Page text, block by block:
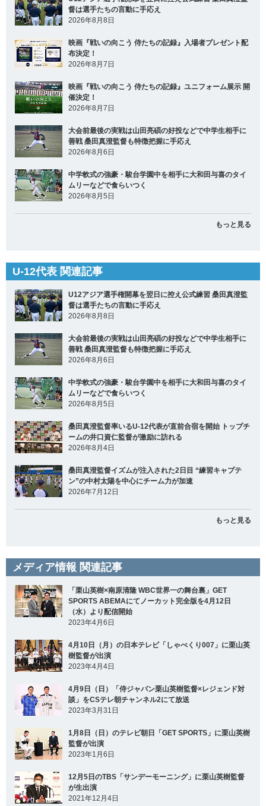
督は選手たちの言動に手応え
2026年8月8日
映画『戦いの向こう 侍たちの記録』入場者プレゼント配
布決定！
2026年8月7日
映画『戦いの向こう 侍たちの記録』ユニフォーム展示 開
催決定！
2026年8月7日
大会前最後の実戦は山田亮碩の好投などで中学生相手に
善戦 桑田真澄監督も特徴把握に手応え
2026年8月6日
中学軟式の強豪・駿台学園中を相手に大和田与喜のタイ
ムリーなどで食らいつく
2026年8月5日
もっと見る
U-12代表 関連記事
U12アジア選手権開幕を翌日に控え公式練習 桑田真澄監
督は選手たちの言動に手応え
2026年8月8日
大会前最後の実戦は山田亮碩の好投などで中学生相手に
善戦 桑田真澄監督も特徴把握に手応え
2026年8月6日
中学軟式の強豪・駿台学園中を相手に大和田与喜のタイ
ムリーなどで食らいつく
2026年8月5日
桑田真澄監督率いるU-12代表が直前合宿を開始 トップチ
ームの井口資仁監督が激励に訪れる
2026年8月4日
桑田真澄監督イズムが注入された2日目 “練習キャプテ
ン”の中村太陽を中心にチーム力が加速
2026年7月12日
もっと見る
メディア情報 関連記事
「栗山英樹×南原清隆 WBC世界一の舞台裏」GET
SPORTS ABEMAにてノーカット完全版を4月12日
（水）より配信開始
2023年4月6日
4月10日（月）の日本テレビ「しゃべくり007」に栗山英
樹監督が出演
2023年4月4日
4月9日（日）「侍ジャパン栗山英樹監督×レジェンド対
談」をCSテレ朝チャンネル2にて放送
2023年3月31日
1月8日（日）のテレビ朝日「GET SPORTS」に栗山英樹
監督が出演
2023年1月6日
12月5日のTBS「サンデーモーニング」に栗山英樹監督
が生出演
2021年12月4日